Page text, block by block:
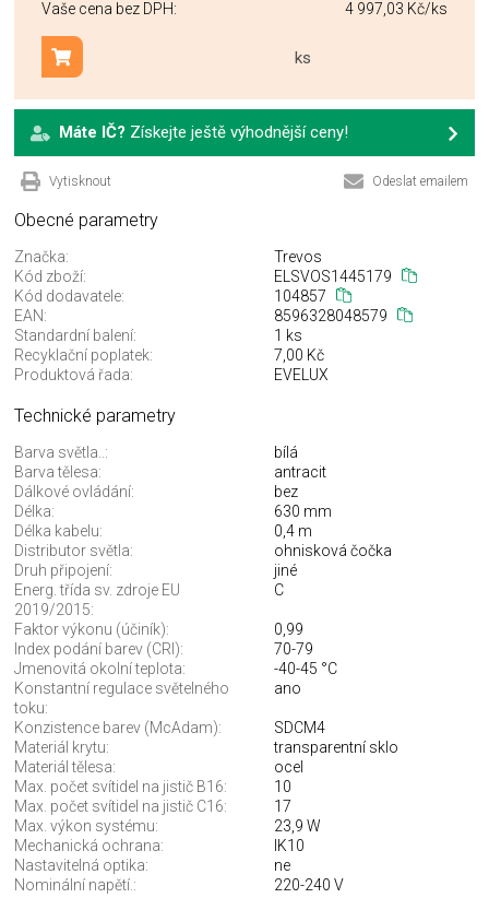
Vaše cena bez DPH: 4 997,03 Kč/ks
ks
Přidat do košíku
Máte IČ? Získejte ještě výhodnější ceny!
Vytisknout Odeslat emailem
Obecné parametry
Značka:
Trevos
Kód zboží:
ELSVOS1445179
Kód dodavatele:
104857
EAN:
8596328048579
Standardní balení:
1 ks
Recyklační poplatek:
7,00 Kč
Produktová řada:
EVELUX
Technické parametry
Barva světla..:
bílá
Barva tělesa:
antracit
Dálkové ovládání:
bez
Délka:
630 mm
Délka kabelu:
0,4 m
Distributor světla:
ohnisková čočka
Druh připojení:
jiné
Energ. třída sv. zdroje EU
2019/2015:
C
Faktor výkonu (účiník):
0,99
Index podání barev (CRI):
70-79
Jmenovitá okolní teplota:
-40-45 °C
Konstantní regulace světelného
toku:
ano
Konzistence barev (McAdam):
SDCM4
Materiál krytu:
transparentní sklo
Materiál tělesa:
ocel
Max. počet svítidel na jistič B16:
10
Max. počet svítidel na jistič C16:
17
Max. výkon systému:
23,9 W
Mechanická ochrana:
IK10
Nastavitelná optika:
ne
Nominální napětí.:
220-240 V